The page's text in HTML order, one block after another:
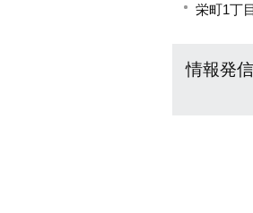
栄町1丁
情報発